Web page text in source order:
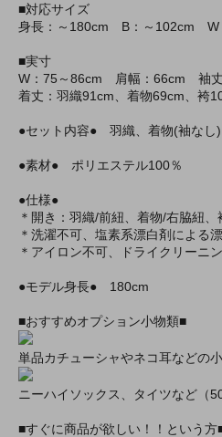
■対応サイズ
身長：～180cm B：～102cm
■実寸
W：75～86cm 肩幅：66cm 袖
着丈：羽織91cm、着物69cm、袴
●セット内容● 羽織、着物(袖なし)
●素材● ポリエステル100％
●仕様●
＊開き：羽織/前紐、着物/右脇紐、
＊洗濯不可、塩素系漂白剤による
＊アイロン不可、ドライクリーニ
●モデル身長● 180cm
■おすすめオプション小物類■
単品カチューシャやネコ耳などの
ニーハイソックス、タイツなど（
■すぐに商品が欲しい！！という方